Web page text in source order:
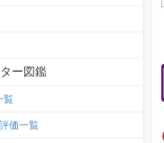
ー図鑑
覧
価一覧